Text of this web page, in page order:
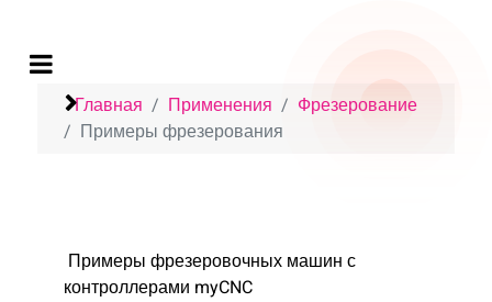
Главная Применения
Фрезерование
Примеры фрезерования
Примеры фрезеровочных машин с
контроллерами myCNC